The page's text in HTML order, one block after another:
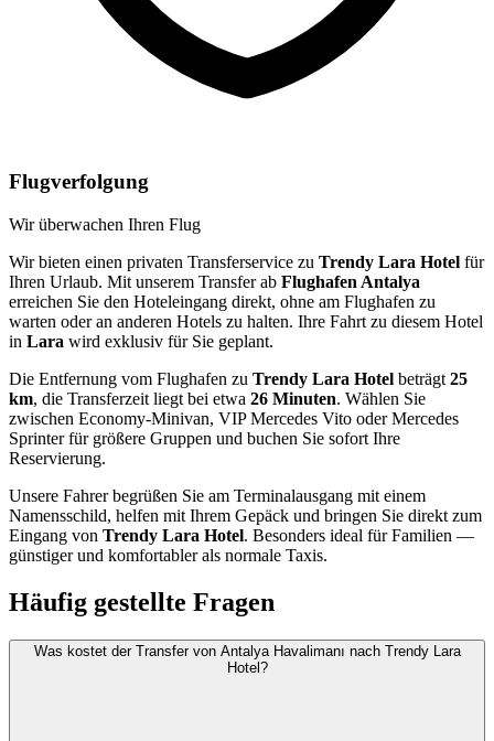
Flugverfolgung
Wir überwachen Ihren Flug
Wir bieten einen privaten Transferservice zu Trendy Lara Hotel für
Ihren Urlaub. Mit unserem Transfer ab Flughafen Antalya
erreichen Sie den Hoteleingang direkt, ohne am Flughafen zu
warten oder an anderen Hotels zu halten. Ihre Fahrt zu diesem Hotel
in Lara wird exklusiv für Sie geplant.
Die Entfernung vom Flughafen zu Trendy Lara Hotel beträgt 25
km, die Transferzeit liegt bei etwa 26 Minuten. Wählen Sie
zwischen Economy-Minivan, VIP Mercedes Vito oder Mercedes
Sprinter für größere Gruppen und buchen Sie sofort Ihre
Reservierung.
Unsere Fahrer begrüßen Sie am Terminalausgang mit einem
Namensschild, helfen mit Ihrem Gepäck und bringen Sie direkt zum
Eingang von Trendy Lara Hotel. Besonders ideal für Familien —
günstiger und komfortabler als normale Taxis.
Häufig gestellte Fragen
Was kostet der Transfer von Antalya Havalimanı nach Trendy Lara
Hotel?